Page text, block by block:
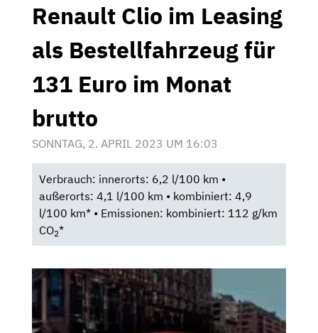
Renault Clio im Leasing
als Bestellfahrzeug für
131 Euro im Monat
brutto
SONNTAG, 2. APRIL 2023 UM 16:03
Verbrauch: innerorts: 6,2 l/100 km •
außerorts: 4,1 l/100 km • kombiniert: 4,9
l/100 km* • Emissionen: kombiniert: 112 g/km
CO2*